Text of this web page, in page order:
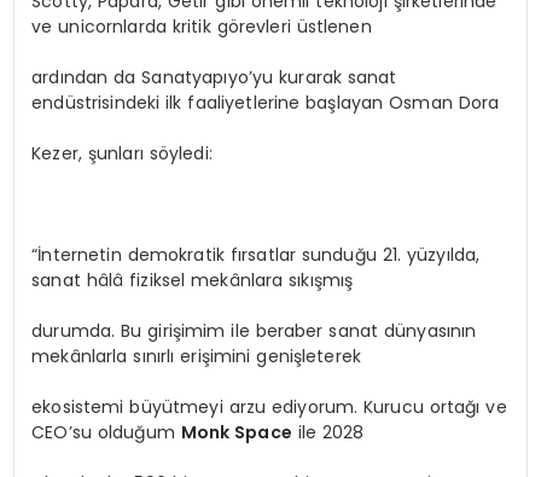
ve unicornlarda kritik görevleri üstlenen
ardından da Sanatyapıyo’yu kurarak sanat
endüstrisindeki ilk faaliyetlerine başlayan Osman Dora
Kezer, şunları söyledi:
“İnternetin demokratik fırsatlar sunduğu 21. yüzyılda,
sanat hâlâ fiziksel mekânlara sıkışmış
durumda. Bu girişimim ile beraber sanat dünyasının
mekânlarla sınırlı erişimini genişleterek
ekosistemi büyütmeyi arzu ediyorum. Kurucu ortağı ve
CEO’su olduğum Monk Space ile 2028